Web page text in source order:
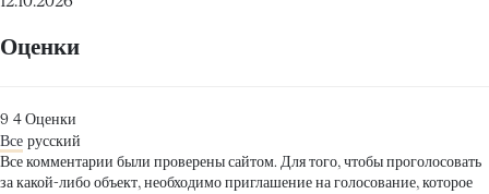
Оценки
9 4 Оценки
Все русский
Все комментарии были проверены сайтом. Для того, чтобы проголосовать
за какой-либо объект, необходимо приглашение на голосование, которое